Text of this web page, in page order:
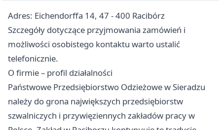
Adres: Eichendorffa 14, 47 - 400 Racibórz
Szczegóły dotyczące przyjmowania zamówień i
możliwości osobistego kontaktu warto ustalić
telefonicznie.
O firmie – profil działalności
Państwowe Przedsiębiorstwo Odzieżowe w Sieradzu
należy do grona największych przedsiębiorstw
szwalniczych i przywięziennych zakładów pracy w